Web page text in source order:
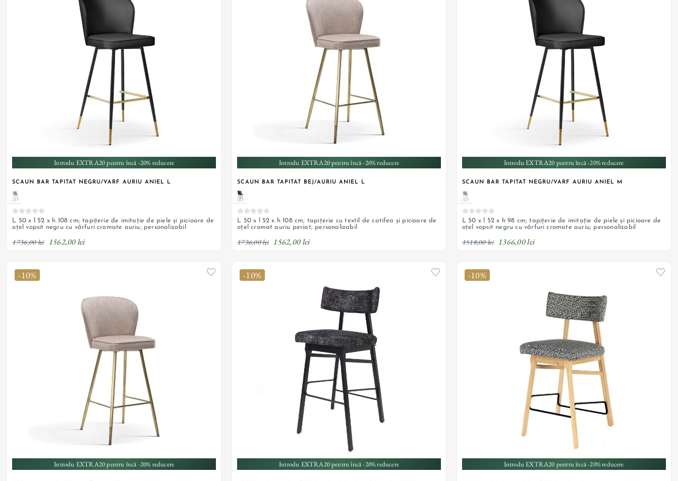
Introdu EXTRA20 pentru încă -20% reducere
SCAUN BAR TAPITAT NEGRU/VARF AURIU ANIEL L
L 50 x l 52 x h 108 cm; tapițerie de imitație de piele și picioare de
oțel vopsit negru cu vârfuri cromate auriu; personalizabil
1736,00 lei 1562,00 lei
Introdu EXTRA20 pentru încă -20% reducere
SCAUN BAR TAPITAT BEJ/AURIU ANIEL L
L 50 x l 52 x h 108 cm; tapițerie cu textil de catifea și picioare de
oțel cromat auriu periat; personalizabil
1736,00 lei 1562,00 lei
Introdu EXTRA20 pentru încă -20% reducere
SCAUN BAR TAPITAT NEGRU/VARF AURIU ANIEL M
L 50 x l 52 x h 98 cm; tapițerie de imitație de piele și picioare de
oțel vopsit negru cu vârfuri cromate auriu; personalizabil
1518,00 lei 1366,00 lei
-10%
Introdu EXTRA20 pentru încă -20% reducere
-10%
Introdu EXTRA20 pentru încă -20% reducere
-10%
Introdu EXTRA20 pentru încă -20% reducere